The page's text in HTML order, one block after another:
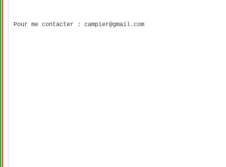
Pour me contacter : campier@gmail.com